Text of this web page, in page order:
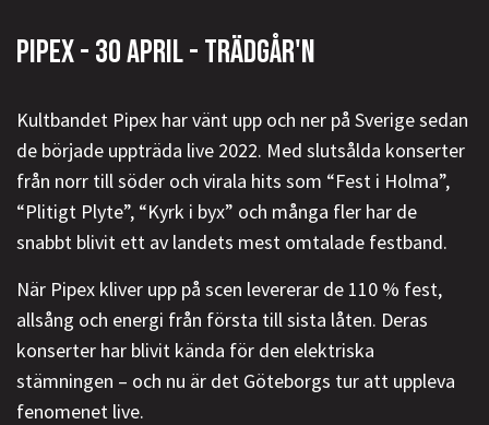
PIPEX - 30 APRIL - TRÄDGÅR'N
Kultbandet Pipex har vänt upp och ner på Sverige sedan
de började uppträda live 2022. Med slutsålda konserter
från norr till söder och virala hits som “Fest i Holma”,
“Plitigt Plyte”, “Kyrk i byx” och många fler har de
snabbt blivit ett av landets mest omtalade festband.
När Pipex kliver upp på scen levererar de 110 % fest,
allsång och energi från första till sista låten. Deras
konserter har blivit kända för den elektriska
stämningen – och nu är det Göteborgs tur att uppleva
fenomenet live.